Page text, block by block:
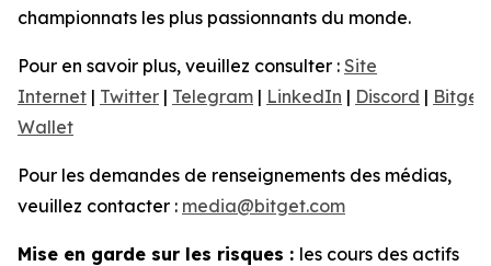
championnats les plus passionnants du monde.
Pour en savoir plus, veuillez consulter : Site
Internet | Twitter | Telegram | LinkedIn | Discord | Bitget
Wallet
Pour les demandes de renseignements des médias,
veuillez contacter : media@bitget.com
Mise en garde sur les risques : les cours des actifs